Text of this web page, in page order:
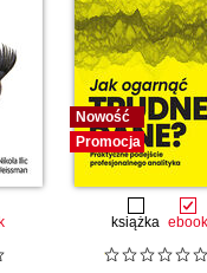
Nowość
Promocja
książka ebook